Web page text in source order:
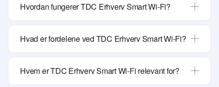
Hvordan fungerer TDC Erhverv Smart Wi-Fi?
Hvad er fordelene ved TDC Erhverv Smart Wi-Fi?
Hvem er TDC Erhverv Smart Wi-Fi relevant for?